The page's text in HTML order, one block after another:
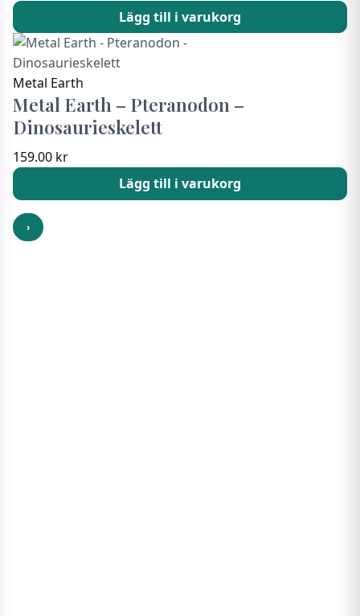
Lägg till i varukorg
Metal Earth
Metal Earth – Pteranodon –
Dinosaurieskelett
159.00 kr
Lägg till i varukorg
›